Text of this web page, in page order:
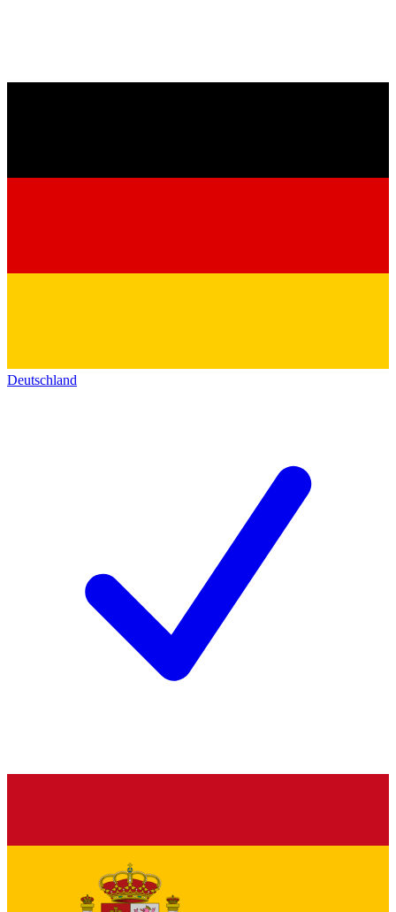
Deutschland